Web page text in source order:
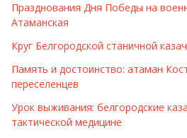
Празднования Дня Победы на
Атаманская
Круг Белгородской станичной
Память и достоинство: атаман
переселенцев
Урок выживания: белгородские
тактической медицине